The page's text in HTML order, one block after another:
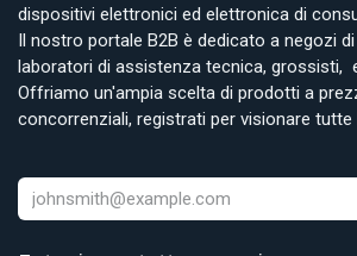
dispositivi elettronici ed elettronica di
Il nostro portale B2B è dedicato a negozi
laboratori di assistenza tecnica, grossisti,
Offriamo un'ampia scelta di prodotti a
concorrenziali, registrati per visionare